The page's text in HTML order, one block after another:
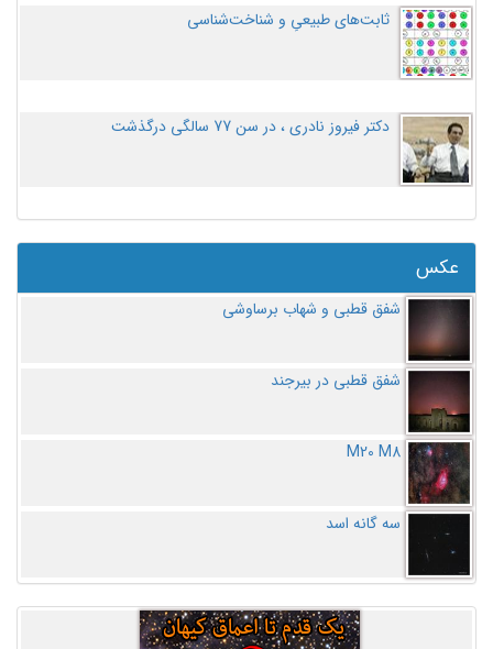
ثابت‌های طبیعیِ و شناخت‌شناسی
دکتر فیروز نادری ، در سن 77 سالگی درگذشت
عکس
شفق قطبی و شهاب برساوشی
شفق قطبی در بیرجند
M20 M8
سه گانه اسد